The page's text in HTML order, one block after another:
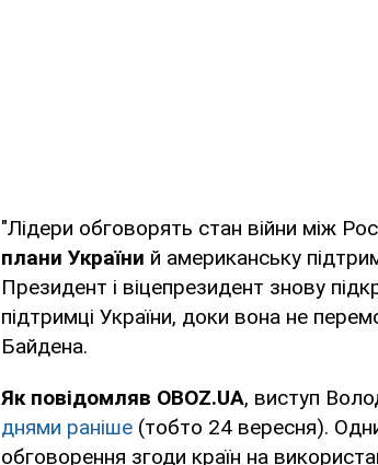
"Лідери обговорять стан війни між
плани України й американську
Президент і віцепрезидент знову
підтримці України, доки вона не
Байдена.
Як повідомляв OBOZ.UA, виступ
днями раніше (тобто 24 вересня).
обговорення згоди країн на